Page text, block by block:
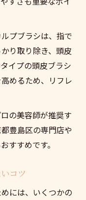
プブラシは、指で
り取り除き、頭皮
イプの頭皮ブラシ
めるため、リフレ
の美容師が推奨す
豊島区の専門店や
すすめです。
コツ
には、いくつかの